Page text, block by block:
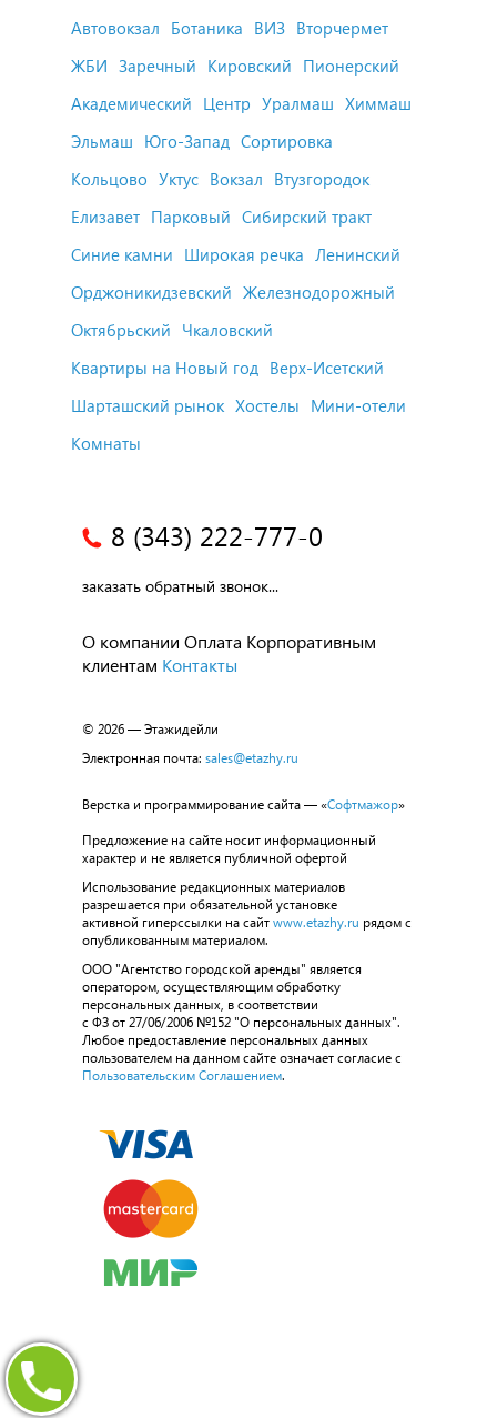
Автовокзал Ботаника ВИЗ Вторчермет
ЖБИ Заречный Кировский Пионерский
Академический Центр Уралмаш Химмаш
Эльмаш Юго-Запад Сортировка
Кольцово Уктус Вокзал Втузгородок
Елизавет Парковый Сибирский тракт
Синие камни Широкая речка Ленинский
Орджоникидзевский Железнодорожный
Октябрьский Чкаловский
Квартиры на Новый год Верх-Исетский
Шарташский рынок Хостелы Мини-отели
Комнаты
8 (343) 222-777-0
заказать обратный звонок...
О компании Оплата Корпоративным
клиентам Контакты
© 2026 — Этажидейли
Электронная почта: sales@etazhy.ru
Верстка и программирование сайта — «Софтмажор»
Предложение на сайте носит информационный
характер и не является публичной офертой
Использование редакционных материалов
разрешается при обязательной установке
активной гиперссылки на сайт www.etazhy.ru рядом с
опубликованным материалом.
ООО "Агентство городской аренды" является
оператором, осуществляющим обработку
персональных данных, в соответствии
с ФЗ от 27/06/2006 №152 "О персональных данных".
Любое предоставление персональных данных
пользователем на данном сайте означает согласие с
Пользовательским Соглашением.